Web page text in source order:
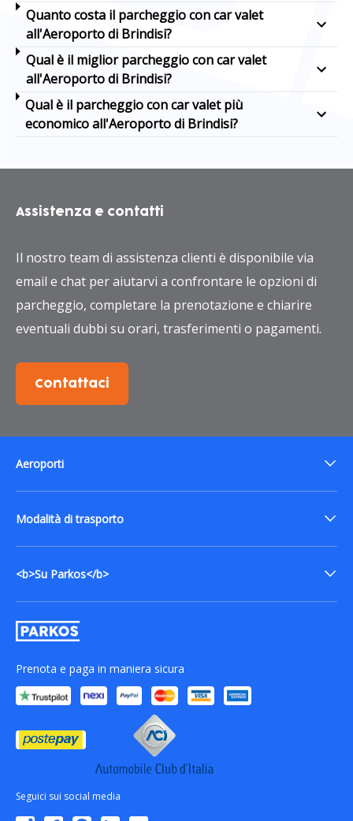
Quanto costa il parcheggio con car valet
all'Aeroporto di Brindisi?
Qual è il miglior parcheggio con car valet
all'Aeroporto di Brindisi?
Qual è il parcheggio con car valet più
economico all'Aeroporto di Brindisi?
Assistenza e contatti
Il nostro team di assistenza clienti è disponibile via
email e chat per aiutarvi a confrontare le opzioni di
parcheggio, completare la prenotazione e chiarire
eventuali dubbi su orari, trasferimenti o pagamenti.
Contattaci
Prenota e paga in maniera sicura
Seguici sui social media
Aeroporti
Modalità di trasporto
<b>Su Parkos</b>